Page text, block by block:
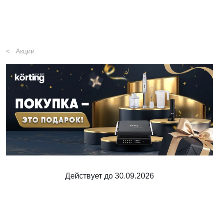
Акции
Действует до 30.09.2026